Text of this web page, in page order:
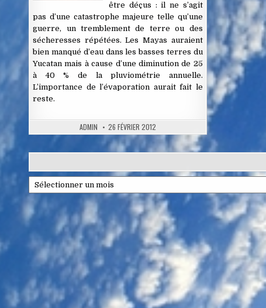
être déçus : il ne s’agit
pas d’une catastrophe majeure telle qu’une
guerre, un tremblement de terre ou des
sécheresses répétées. Les Mayas auraient
bien manqué d’eau dans les basses terres du
Yucatan mais à cause d’une diminution de 25
à 40 % de la pluviométrie annuelle.
L’importance de l’évaporation aurait fait le
reste.
ADMIN 26 FÉVRIER 2012
Archives